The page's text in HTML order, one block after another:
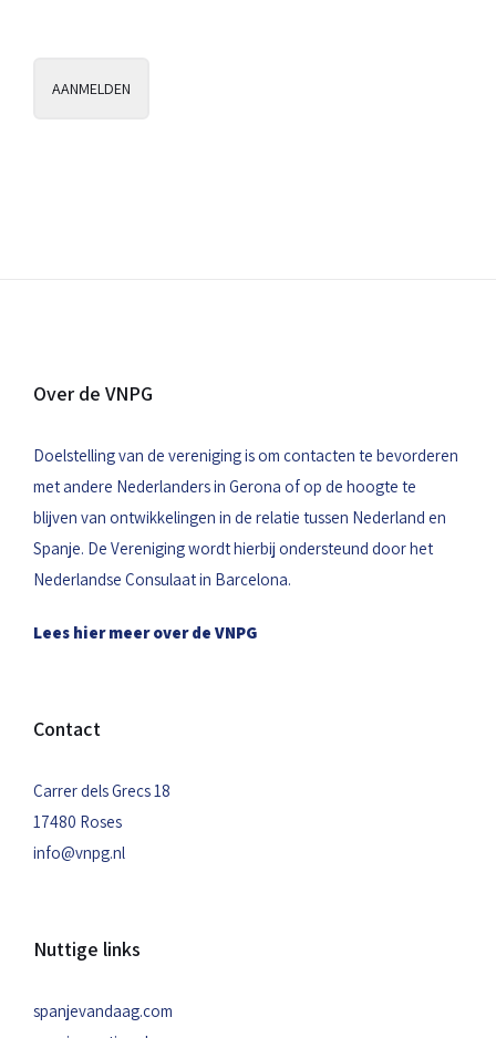
Over de VNPG
Doelstelling van de vereniging is om contacten te bevorderen
met andere Nederlanders in Gerona of op de hoogte te
blijven van ontwikkelingen in de relatie tussen Nederland en
Spanje. De Vereniging wordt hierbij ondersteund door het
Nederlandse Consulaat in Barcelona.
Lees hier meer over de VNPG
Contact
Carrer dels Grecs 18
17480 Roses
info@vnpg.nl
Nuttige links
spanjevandaag.com